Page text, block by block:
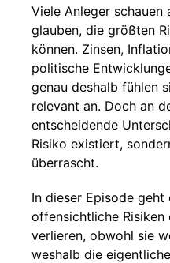
Viele Anleger schauen
glauben, die größten
können. Zinsen,
politische
genau deshalb fühlen
relevant an. Doch an
entscheidende
Risiko existiert,
überrascht.
In dieser Episode geht
offensichtliche Risiken
verlieren, obwohl sie
weshalb die